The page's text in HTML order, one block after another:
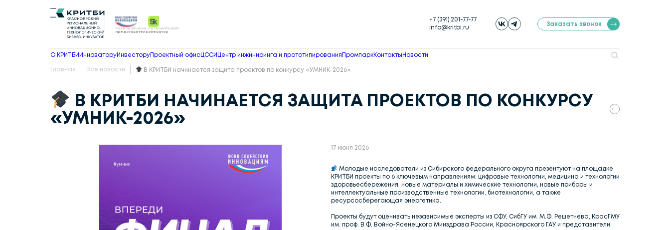
Региональный
представитель
Региональный
оператор
+7 (391) 201-77-77
info@kritbi.ru
Заказать звонок
О КРИТБИ ИнноваторуИнвесторуПроектный офис ЦССИ Центр инжиниринга и прототипирования ПромпаркКонтакты Новости
Главная Все новости В КРИТБИ начинается защита проектов по конкурсу «УМНИК-2026»
В КРИТБИ НАЧИНАЕТСЯ ЗАЩИТА ПРОЕКТОВ ПО КОНКУРСУ
«УМНИК-2026»
17 июня 2026
Молодые исследователи из Сибирского федерального округа презентуют на площадке
КРИТБИ проекты по 6 ключевым направлениям: цифровые технологии, медицина и технологии
здоровьесбережения, новые материалы и химические технологии, новые приборы и
интеллектуальные производственные технологии, биотехнологии, а также
ресурсосберегающая энергетика.
Проекты будут оценивать независимые эксперты из СФУ, СибГУ им. М.Ф. Решетнева, КрасГМУ
им. проф. В.Ф. Войно-Ясенецкого Минздрава России, Красноярского ГАУ и представители